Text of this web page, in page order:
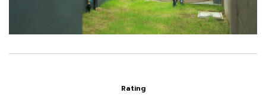
Rating